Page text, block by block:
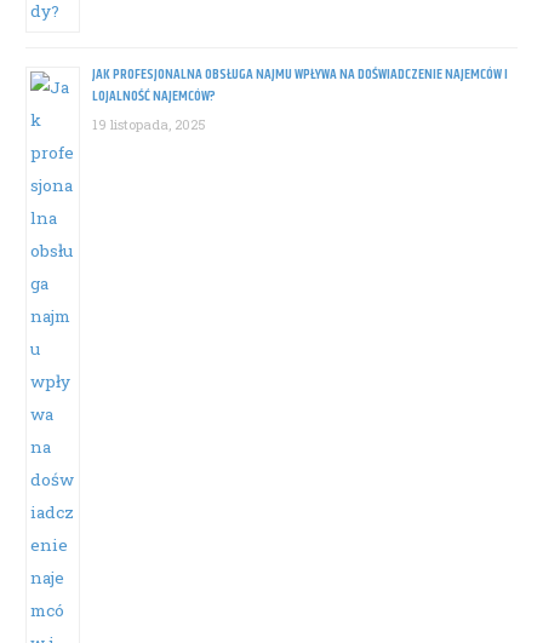
JAK PROFESJONALNA OBSŁUGA NAJMU WPŁYWA NA DOŚWIADCZENIE NAJEMCÓW I
LOJALNOŚĆ NAJEMCÓW?
19 listopada, 2025